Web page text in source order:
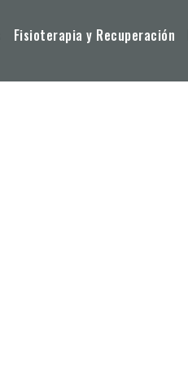
Fisioterapia y Recuperación